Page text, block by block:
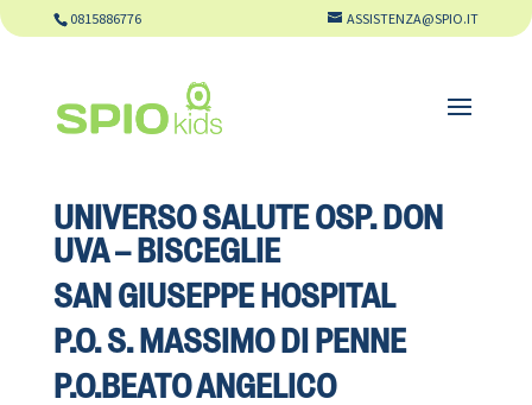
0815886776 ASSISTENZA@SPIO.IT
UNIVERSO SALUTE OSP. DON
UVA – BISCEGLIE
SAN GIUSEPPE HOSPITAL
P.O. S. MASSIMO DI PENNE
P.O.BEATO ANGELICO